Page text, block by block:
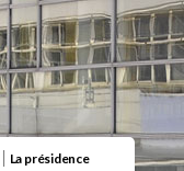
La présidence